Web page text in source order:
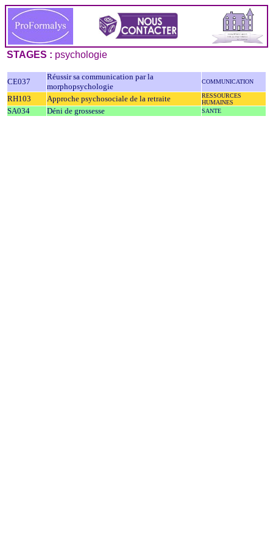
STAGES : psychologie
CE037
Réussir sa communication par la
morphopsychologie
COMMUNICATION
RH103 Approche psychosociale de la retraite
RESSOURCES
HUMAINES
SA034 Déni de grossesse SANTE